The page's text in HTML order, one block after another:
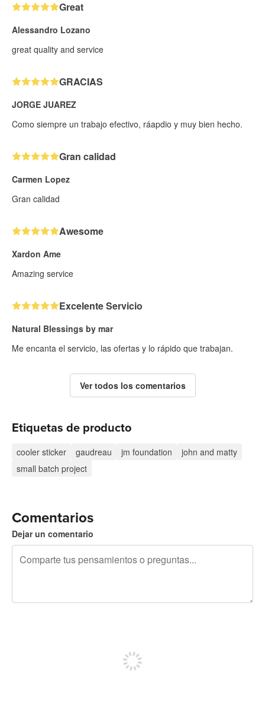
Great
Alessandro Lozano
great quality and service
GRACIAS
JORGE JUAREZ
Como siempre un trabajo efectivo, ráapdio y muy bien hecho.
Gran calidad
Carmen Lopez
Gran calidad
Awesome
Xardon Ame
Amazing service
Excelente Servicio
Natural Blessings by mar
Me encanta el servicio, las ofertas y lo rápido que trabajan.
Ver todos los comentarios
Etiquetas de producto
cooler sticker gaudreau jm foundation
john and matty
small batch project
Comentarios
Dejar un comentario